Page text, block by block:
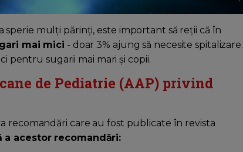
sperie mulți părinți, este important să reții că în
mai mici - doar 3% ajung să necesite spitalizare.
pentru sugarii mai mari și copii.
de Pediatrie (AAP) privind
recomandări care au fost publicate în revista
a acestor recomandări: